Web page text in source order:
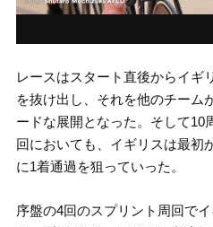
レースはスタート直後からイギ
を抜け出し、それを他のチーム
ードな展開となった。そして10
回においても、イギリスは最初
に1着通過を狙っていった。
序盤の4回のスプリント周回で